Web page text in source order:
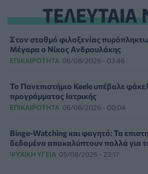
ΤΕΛΕΥΤΑΙΑ
Στον σταθμό φιλοξενίας
Μέγαρα ο Νίκος Ανδρουλάκης
ΕΠΙΚΑΙΡΌΤΗΤΑ 06/08/2026 - 03:46
Το Πανεπιστήμιο Keele υπέβαλε
προγράμματος Ιατρικής
ΕΠΙΚΑΙΡΌΤΗΤΑ 06/08/2026 - 00:04
Binge-Watching και φαγητό: Τα
δεδομένα αποκαλύπτουν πολλά για
ΨΥΧΙΚΉ ΥΓΕΊΑ 05/08/2026 - 23:17